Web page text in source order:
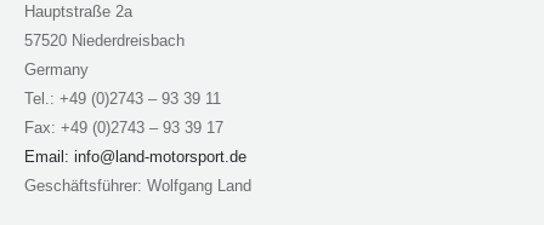
Hauptstraße 2a
57520 Niederdreisbach
Germany
Tel.: +49 (0)2743 – 93 39 11
Fax: +49 (0)2743 – 93 39 17
Email: info@land-motorsport.de
Geschäftsführer: Wolfgang Land